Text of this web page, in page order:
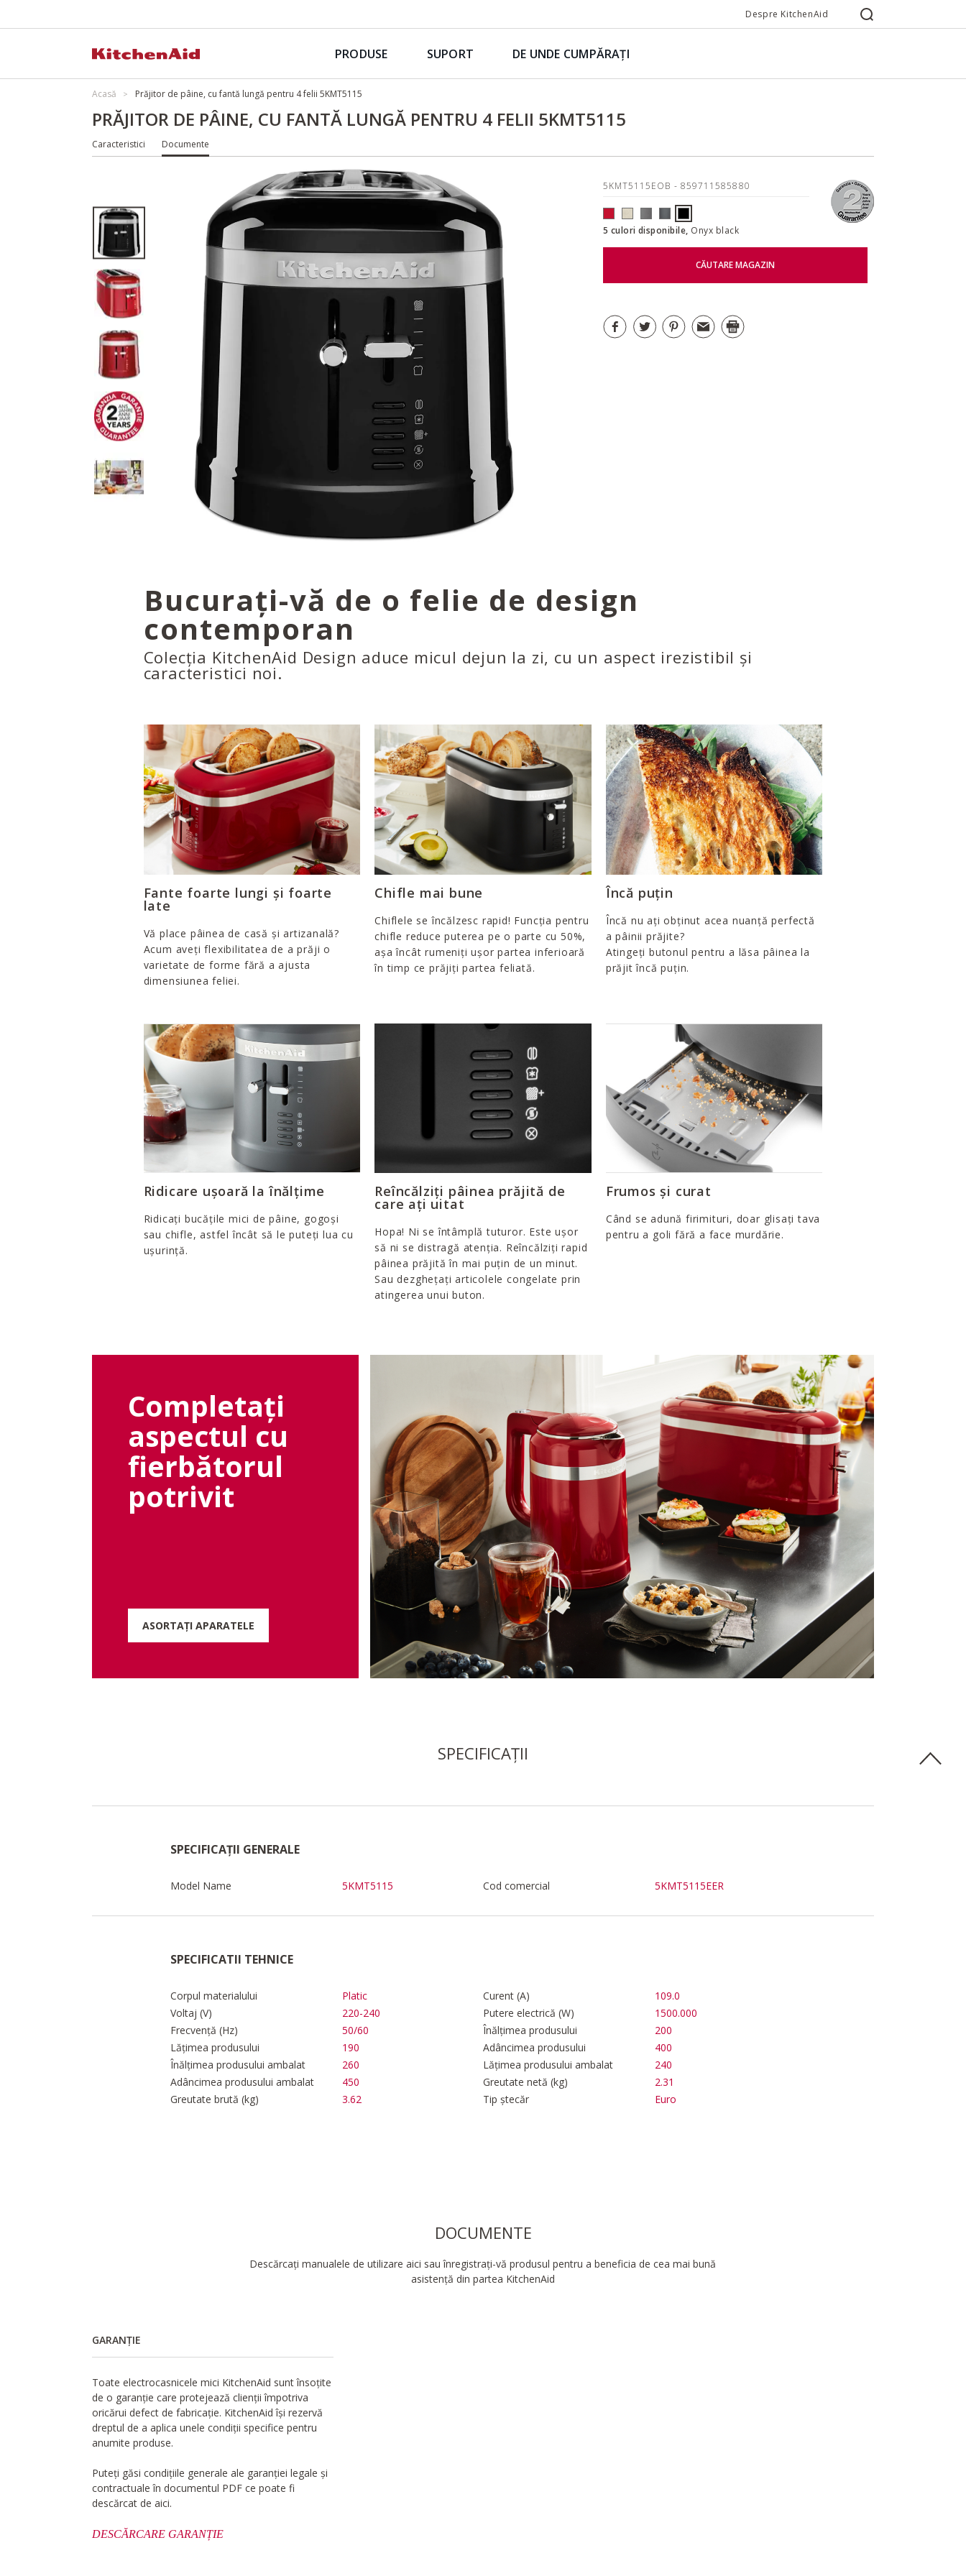
Despre KitchenAid
PRODUSE SUPORT DE UNDE CUMPĂRAȚI
Acasă Prăjitor de pâine, cu fantă lungă pentru 4 felii 5KMT5115
PRĂJITOR DE PÂINE, CU FANTĂ LUNGĂ PENTRU 4 FELII 5KMT5115
Caracteristici Documente
5KMT5115EOB - 859711585880
5 culori disponibile, Onyx black
CĂUTARE MAGAZIN
Bucurați-vă de o felie de design
contemporan
Colecția KitchenAid Design aduce micul dejun la zi, cu un aspect irezistibil și
caracteristici noi.
Fante foarte lungi și foarte
late
Vă place pâinea de casă și artizanală?
Acum aveți flexibilitatea de a prăji o
varietate de forme fără a ajusta
dimensiunea feliei.
Chifle mai bune
Chiflele se încălzesc rapid! Funcția pentru
chifle reduce puterea pe o parte cu 50%,
așa încât rumeniți ușor partea inferioară
în timp ce prăjiți partea feliată.
Încă puțin
Încă nu ați obținut acea nuanță perfectă
a pâinii prăjite?
Atingeți butonul pentru a lăsa pâinea la
prăjit încă puțin.
Ridicare ușoară la înălțime
Ridicați bucățile mici de pâine, gogoși
sau chifle, astfel încât să le puteți lua cu
ușurință.
Reîncălziți pâinea prăjită de
care ați uitat
Hopa! Ni se întâmplă tuturor. Este ușor
să ni se distragă atenția. Reîncălziți rapid
pâinea prăjită în mai puțin de un minut.
Sau dezghețați articolele congelate prin
atingerea unui buton.
Frumos și curat
Când se adună firimituri, doar glisați tava
pentru a goli fără a face murdărie.
Completați
aspectul cu
fierbătorul
potrivit
ASORTAȚI APARATELE
SPECIFICAȚII
SPECIFICAȚII GENERALE
Model Name 5KMT5115 Cod comercial 5KMT5115EER
SPECIFICATII TEHNICE
Corpul materialului Platic Curent (A)
109.0
Voltaj (V)
220-240 Putere electrică (W)
1500.000
Frecvență (Hz)
50/60 Înălțimea produsului
200
Lățimea produsului
190 Adâncimea produsului
400
Înălțimea produsului ambalat
260 Lățimea produsului ambalat
240
Adâncimea produsului ambalat
450 Greutate netă (kg)
2.31
Greutate brută (kg)
3.62 Tip ștecăr Euro
DOCUMENTE
Descărcați manualele de utilizare aici sau înregistrați-vă produsul pentru a beneficia de cea mai bună
asistență din partea KitchenAid
GARANȚIE
Toate electrocasnicele mici KitchenAid sunt însoțite
de o garanție care protejează clienții împotriva
oricărui defect de fabricație. KitchenAid își rezervă
dreptul de a aplica unele condiții specifice pentru
anumite produse.
Puteți găsi condițiile generale ale garanției legale și
contractuale în documentul PDF ce poate fi
descărcat de aici.
DESCĂRCARE GARANȚIE